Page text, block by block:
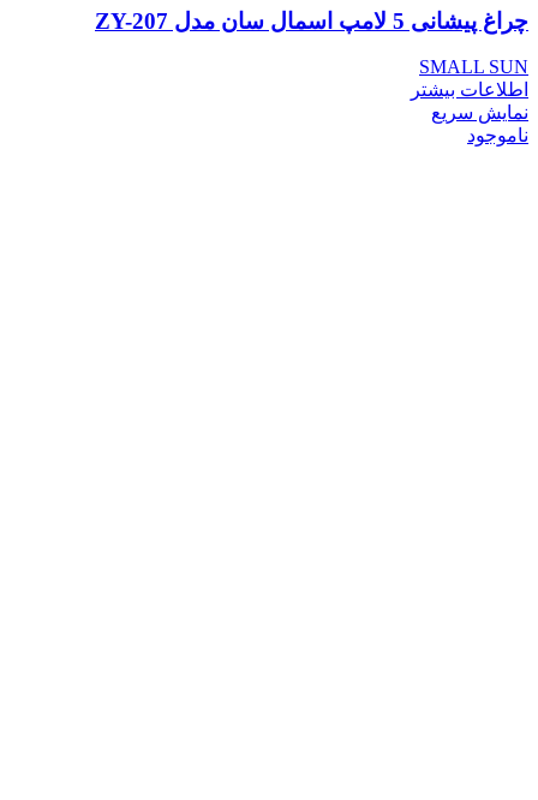
چراغ پیشانی 5 لامپ اسمال سان مدل ZY-207
SMALL SUN
اطلاعات بیشتر
نمایش سریع
ناموجود